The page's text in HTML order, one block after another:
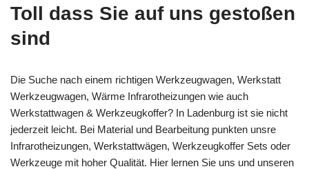
Toll dass Sie auf uns gestoßen
sind
Die Suche nach einem richtigen Werkzeugwagen, Werkstatt
Werkzeugwagen, Wärme Infrarotheizungen wie auch
Werkstattwagen & Werkzeugkoffer? In Ladenburg ist sie nicht
jederzeit leicht. Bei Material und Bearbeitung punkten unsre
Infrarotheizungen, Werkstattwägen, Werkzeugkoffer Sets oder
Werkzeuge mit hoher Qualität. Hier lernen Sie uns und unseren